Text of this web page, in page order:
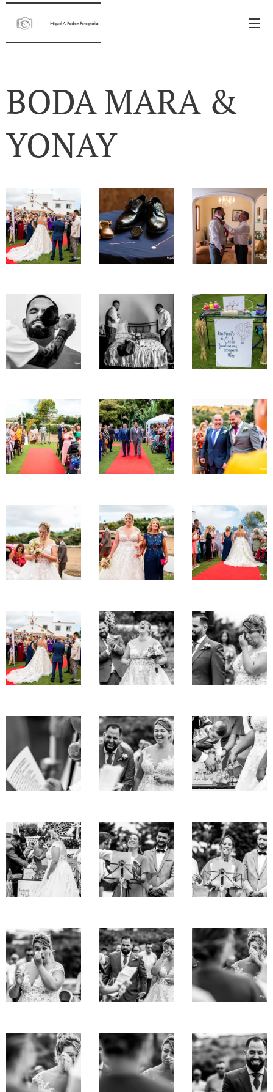
Miguel A. Padrón Fotografía
BODA MARA &
YONAY